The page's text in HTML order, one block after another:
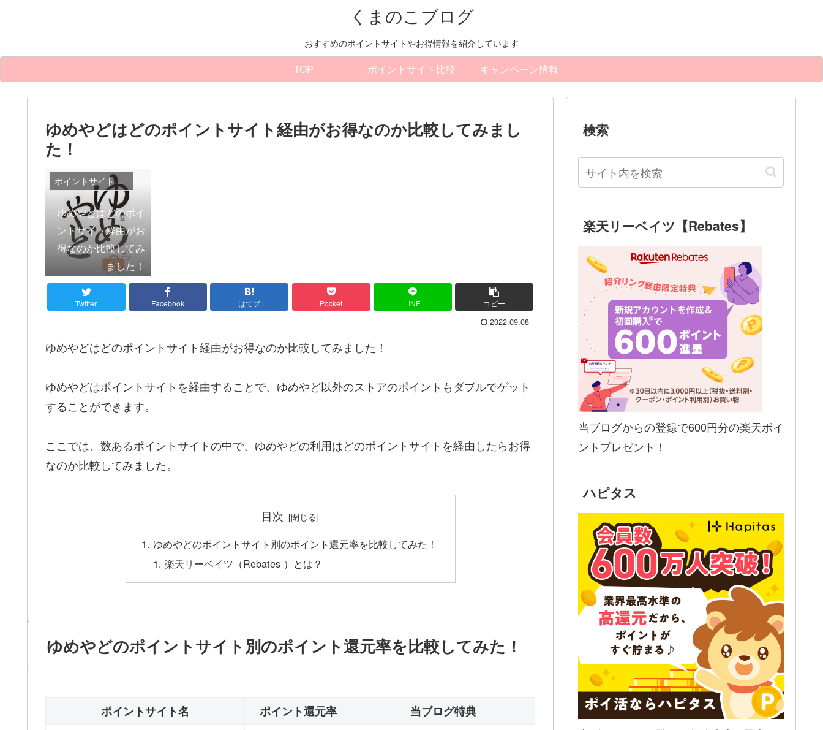
くまのこブログ
おすすめのポイントサイトやお得情報を紹介しています
TOP ポイントサイト比較 キャンペーン情報
ゆめやどはどのポイントサイト経由がお得なのか比較してみまし
た！
ポイントサイト比較
ゆめやどはどのポイ
ントサイト経由がお
得なのか比較してみ
ました！
Twitter Facebook はてブ Pocket LINE コピー
2022.09.08
ゆめやどはどのポイントサイト経由がお得なのか比較してみました！
ゆめやどはポイントサイトを経由することで、ゆめやど以外のストアのポイントもダブルでゲット
することができます。
ここでは、数あるポイントサイトの中で、ゆめやどの利用はどのポイントサイトを経由したらお得
なのか比較してみました。
目次
ゆめやどのポイントサイト別のポイント還元率を比較してみた！
楽天リーベイツ（Rebates ）とは？
ゆめやどのポイントサイト別のポイント還元率を比較してみた！
ポイントサイト名 ポイント還元率
当ブログ特典
検索
楽天リーベイツ【Rebates】
当ブログからの登録で600円分の楽天ポイ
ントプレゼント！
ハピタス